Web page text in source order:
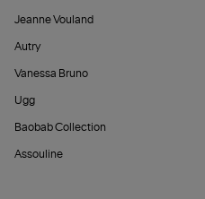
Jeanne Vouland
Autry
Vanessa Bruno
Ugg
Baobab Collection
Assouline